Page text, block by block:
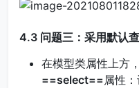
4.3 问题三：采用默认
在模型类属性上方
==select==属性